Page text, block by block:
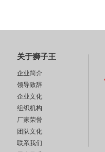
关于狮子王
企业简介
领导致辞
企业文化
组织机构
厂家荣誉
团队文化
联系我们